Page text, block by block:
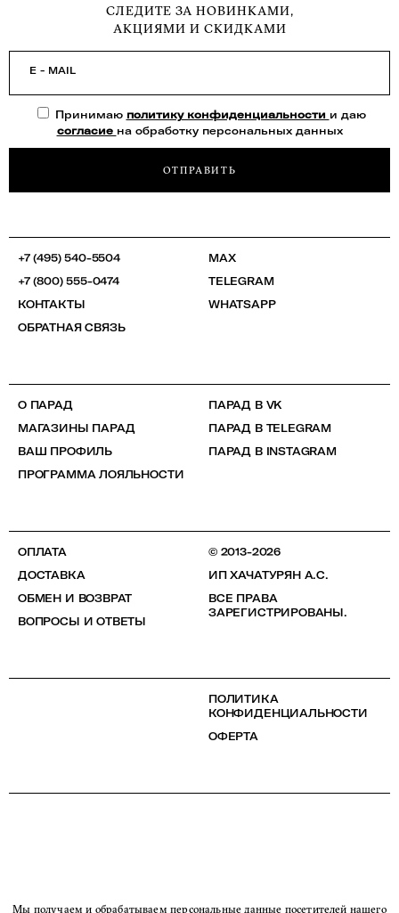
СЛЕДИТЕ ЗА НОВИНКАМИ,
АКЦИЯМИ И СКИДКАМИ
E - MAIL
Принимаю политику конфиденциальности и даю
согласие на обработку персональных данных
ОТПРАВИТЬ
+7 (495) 540-5504
+7 (800) 555-0474
КОНТАКТЫ
ОБРАТНАЯ СВЯЗЬ
MAX
TELEGRAM
WHATSAPP
О ПАРАД
МАГАЗИНЫ ПАРАД
ВАШ ПРОФИЛЬ
ПРОГРАММА ЛОЯЛЬНОСТИ
ПАРАД В VK
ПАРАД В TELEGRAM
ПАРАД В INSTAGRAM
ОПЛАТА
ДОСТАВКА
ОБМЕН И ВОЗВРАТ
ВОПРОСЫ И ОТВЕТЫ
© 2013-2026
ИП ХАЧАТУРЯН А.С.
ВСЕ ПРАВА
ЗАРЕГИСТРИРОВАНЫ.
ПОЛИТИКА
КОНФИДЕНЦИАЛЬНОСТИ
ОФЕРТА
Мы получаем и обрабатываем персональные данные посетителей нашего